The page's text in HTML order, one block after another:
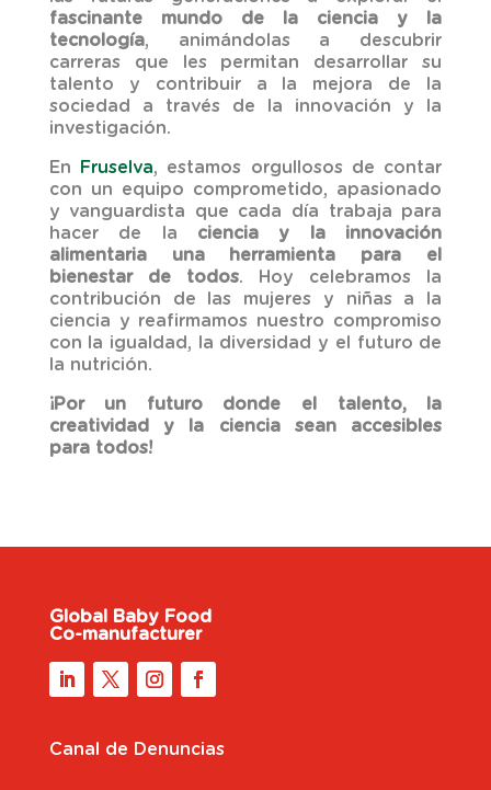
fascinante mundo de la ciencia y la
tecnología, animándolas a descubrir
carreras que les permitan desarrollar su
talento y contribuir a la mejora de la
sociedad a través de la innovación y la
investigación.
En Fruselva, estamos orgullosos de contar
con un equipo comprometido, apasionado
y vanguardista que cada día trabaja para
hacer de la ciencia y la innovación
alimentaria una herramienta para el
bienestar de todos. Hoy celebramos la
contribución de las mujeres y niñas a la
ciencia y reafirmamos nuestro compromiso
con la igualdad, la diversidad y el futuro de
la nutrición.
¡Por un futuro donde el talento, la
creatividad y la ciencia sean accesibles
para todos!
Global Baby Food
Co-manufacturer
Canal de Denuncias